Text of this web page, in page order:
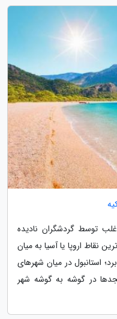
توسط گردشگران نادیده
نقاط اروپا یا آسیا به میان
استانبول در میان شهرهای
در گوشه به گوشه شهر